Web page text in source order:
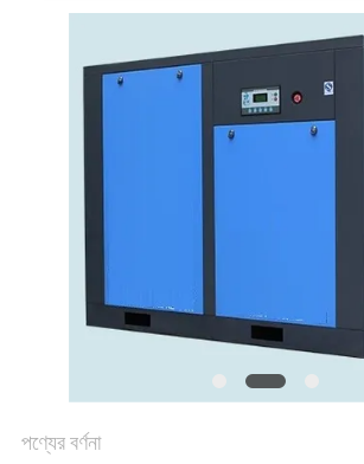
POLICY
পণ্যের বর্ণনা